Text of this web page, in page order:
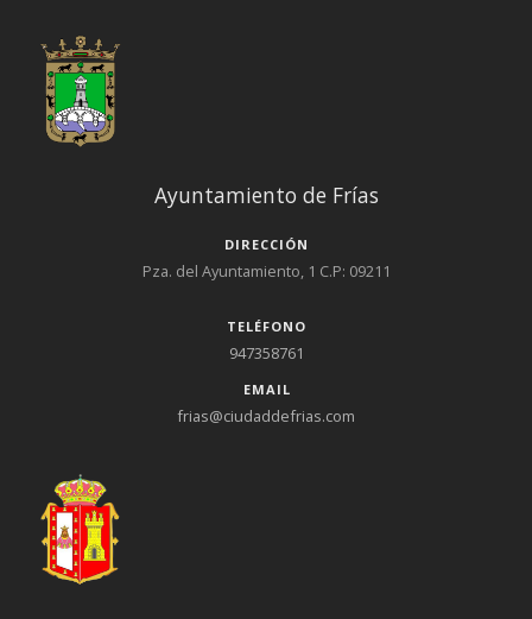
www.raicesdecastilla.com
Ayuntamiento de Frías
DIRECCIÓN
Pza. del Ayuntamiento, 1 C.P: 09211
TELÉFONO
947358761
EMAIL
frias@ciudaddefrias.com